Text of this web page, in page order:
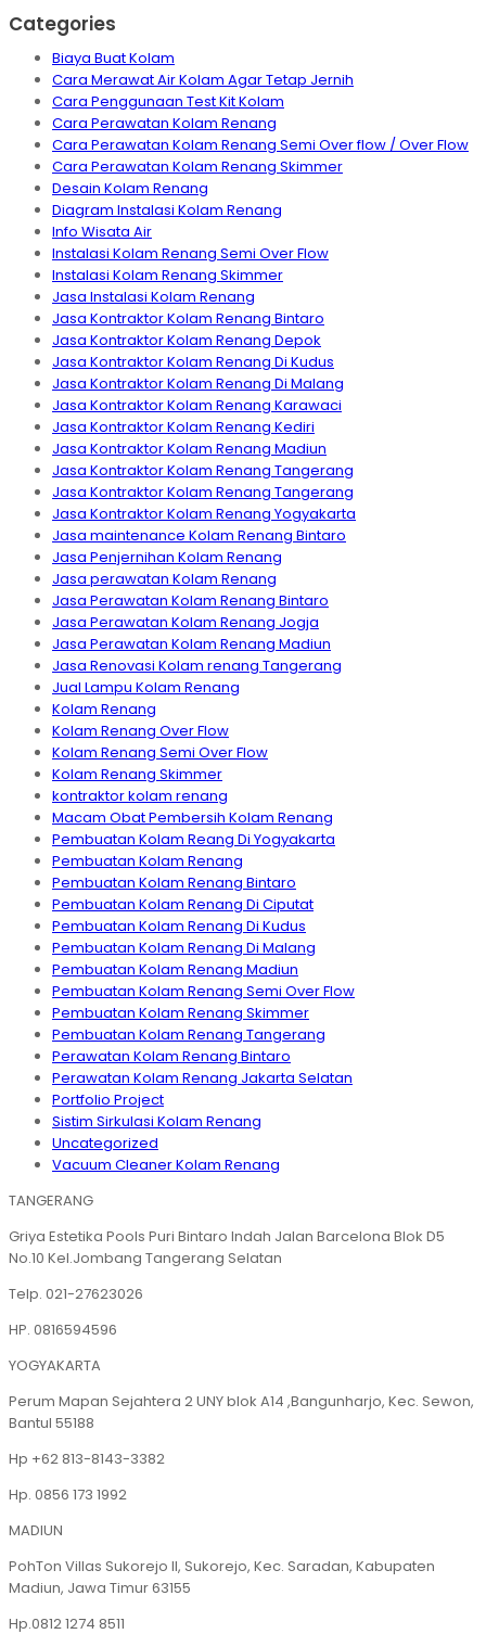
Categories
Biaya Buat Kolam
Cara Merawat Air Kolam Agar Tetap Jernih
Cara Penggunaan Test Kit Kolam
Cara Perawatan Kolam Renang
Cara Perawatan Kolam Renang Semi Over flow / Over Flow
Cara Perawatan Kolam Renang Skimmer
Desain Kolam Renang
Diagram Instalasi Kolam Renang
Info Wisata Air
Instalasi Kolam Renang Semi Over Flow
Instalasi Kolam Renang Skimmer
Jasa Instalasi Kolam Renang
Jasa Kontraktor Kolam Renang Bintaro
Jasa Kontraktor Kolam Renang Depok
Jasa Kontraktor Kolam Renang Di Kudus
Jasa Kontraktor Kolam Renang Di Malang
Jasa Kontraktor Kolam Renang Karawaci
Jasa Kontraktor Kolam Renang Kediri
Jasa Kontraktor Kolam Renang Madiun
Jasa Kontraktor Kolam Renang Tangerang
Jasa Kontraktor Kolam Renang Tangerang
Jasa Kontraktor Kolam Renang Yogyakarta
Jasa maintenance Kolam Renang Bintaro
Jasa Penjernihan Kolam Renang
Jasa perawatan Kolam Renang
Jasa Perawatan Kolam Renang Bintaro
Jasa Perawatan Kolam Renang Jogja
Jasa Perawatan Kolam Renang Madiun
Jasa Renovasi Kolam renang Tangerang
Jual Lampu Kolam Renang
Kolam Renang
Kolam Renang Over Flow
Kolam Renang Semi Over Flow
Kolam Renang Skimmer
kontraktor kolam renang
Macam Obat Pembersih Kolam Renang
Pembuatan Kolam Reang Di Yogyakarta
Pembuatan Kolam Renang
Pembuatan Kolam Renang Bintaro
Pembuatan Kolam Renang Di Ciputat
Pembuatan Kolam Renang Di Kudus
Pembuatan Kolam Renang Di Malang
Pembuatan Kolam Renang Madiun
Pembuatan Kolam Renang Semi Over Flow
Pembuatan Kolam Renang Skimmer
Pembuatan Kolam Renang Tangerang
Perawatan Kolam Renang Bintaro
Perawatan Kolam Renang Jakarta Selatan
Portfolio Project
Sistim Sirkulasi Kolam Renang
Uncategorized
Vacuum Cleaner Kolam Renang
TANGERANG
Griya Estetika Pools Puri Bintaro Indah Jalan Barcelona Blok D5
No.10 Kel.Jombang Tangerang Selatan
Telp. 021-27623026
HP. 0816594596
YOGYAKARTA
Perum Mapan Sejahtera 2 UNY blok A14 ,Bangunharjo, Kec. Sewon,
Bantul 55188
Hp +62 813-8143-3382
Hp. 0856 173 1992
MADIUN
PohTon Villas Sukorejo II, Sukorejo, Kec. Saradan, Kabupaten
Madiun, Jawa Timur 63155
Hp.0812 1274 8511